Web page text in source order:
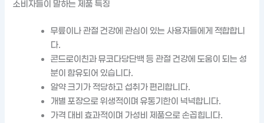
소비자들이 말하는 제품 특징
무릎이나 관절 건강에 관심이 있는 사용자들에게 적합합니
다.
콘드로이친과 뮤코다당단백 등 관절 건강에 도움이 되는 성
분이 함유되어 있습니다.
알약 크기가 적당하고 섭취가 편리합니다.
개별 포장으로 위생적이며 유통기한이 넉넉합니다.
가격 대비 효과적이며 가성비 제품으로 손꼽힙니다.